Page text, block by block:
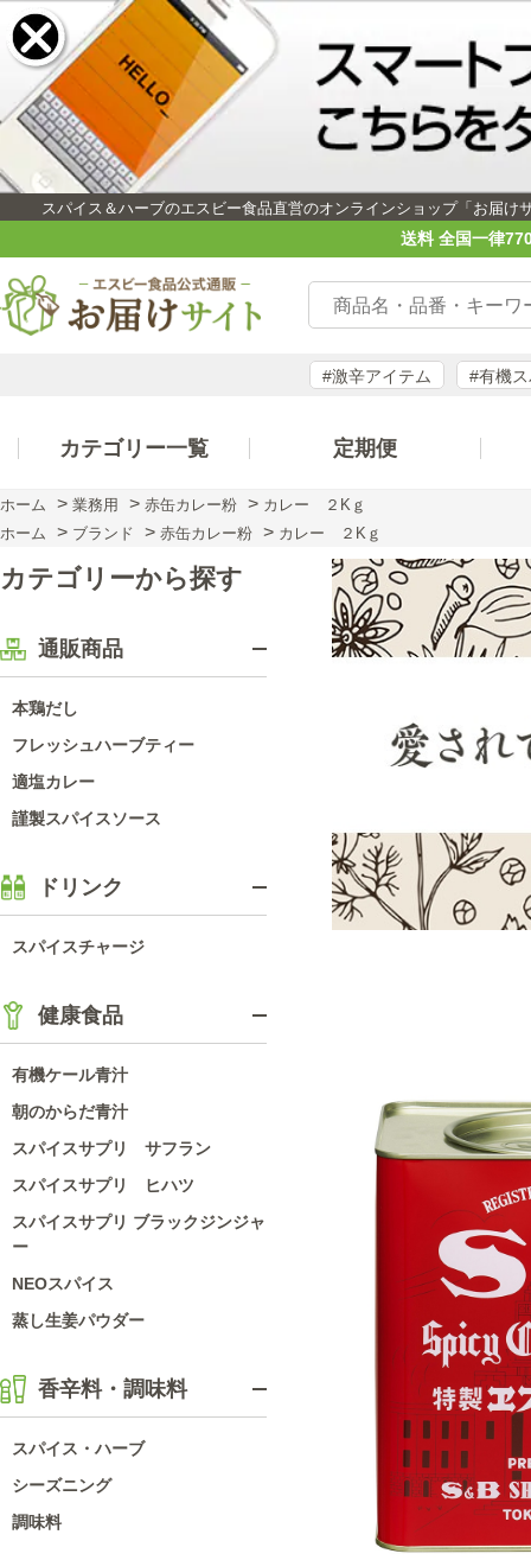
スパイス＆ハーブのエスビー食品直営のオンラインショップ「お届け
送料 全国一律
#激辛アイテム #有機
カテゴリー一覧 定期便
ホーム > 業務用 > 赤缶カレー粉 > カレー ２Kｇ
ホーム
> ブランド > 赤缶カレー粉 > カレー ２Kｇ
カテゴリーから探す
通販商品
本鶏だし
フレッシュハーブティー
適塩カレー
謹製スパイスソース
ドリンク
スパイスチャージ
健康食品
有機ケール青汁
朝のからだ青汁
スパイスサプリ サフラン
スパイスサプリ ヒハツ
スパイスサプリ ブラックジンジャ
ー
NEOスパイス
蒸し生姜パウダー
香辛料・調味料
スパイス・ハーブ
シーズニング
調味料